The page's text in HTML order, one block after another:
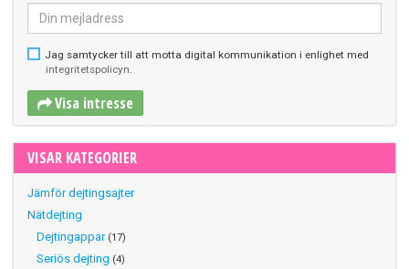
Jag samtycker till att motta digital kommunikation i enlighet med
integritetspolicyn.
Visa intresse
VISAR KATEGORIER
Jämför dejtingsajter
Nätdejting
Dejtingappar (17)
Seriös dejting (4)